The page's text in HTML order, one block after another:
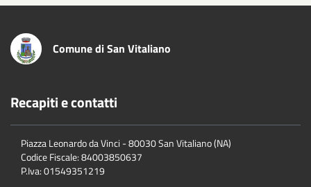
Comune di San Vitaliano
Recapiti e contatti
Piazza Leonardo da Vinci - 80030 San Vitaliano (NA)
Codice Fiscale:84003850637
P.Iva:01549351219